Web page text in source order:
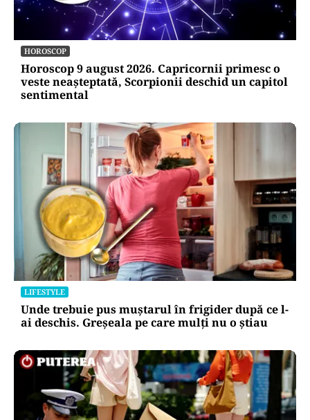
HOROSCOP
Horoscop 9 august 2026. Capricornii primesc o
veste neașteptată, Scorpionii deschid un capitol
sentimental
LIFESTYLE
Unde trebuie pus muștarul în frigider după ce l-
ai deschis. Greșeala pe care mulți nu o știau